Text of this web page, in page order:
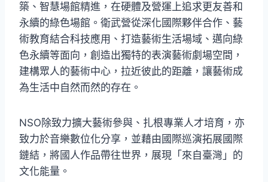
築、智慧場館精進，在硬體及營運上追求更友善和
永續的綠色場館。衛武營從深化國際夥伴合作、藝
術教育結合科技應用、打造藝術生活場域、邁向綠
色永續等面向，創造出獨特的表演藝術劇場空間，
建構眾人的藝術中心，拉近彼此的距離，讓藝術成
為生活中自然而然的存在。
NSO除致力擴大藝術參與、扎根專業人才培育，亦
致力於音樂數位化分享，並藉由國際巡演拓展國際
鏈結，將國人作品帶往世界，展現「來自臺灣」的
文化能量。